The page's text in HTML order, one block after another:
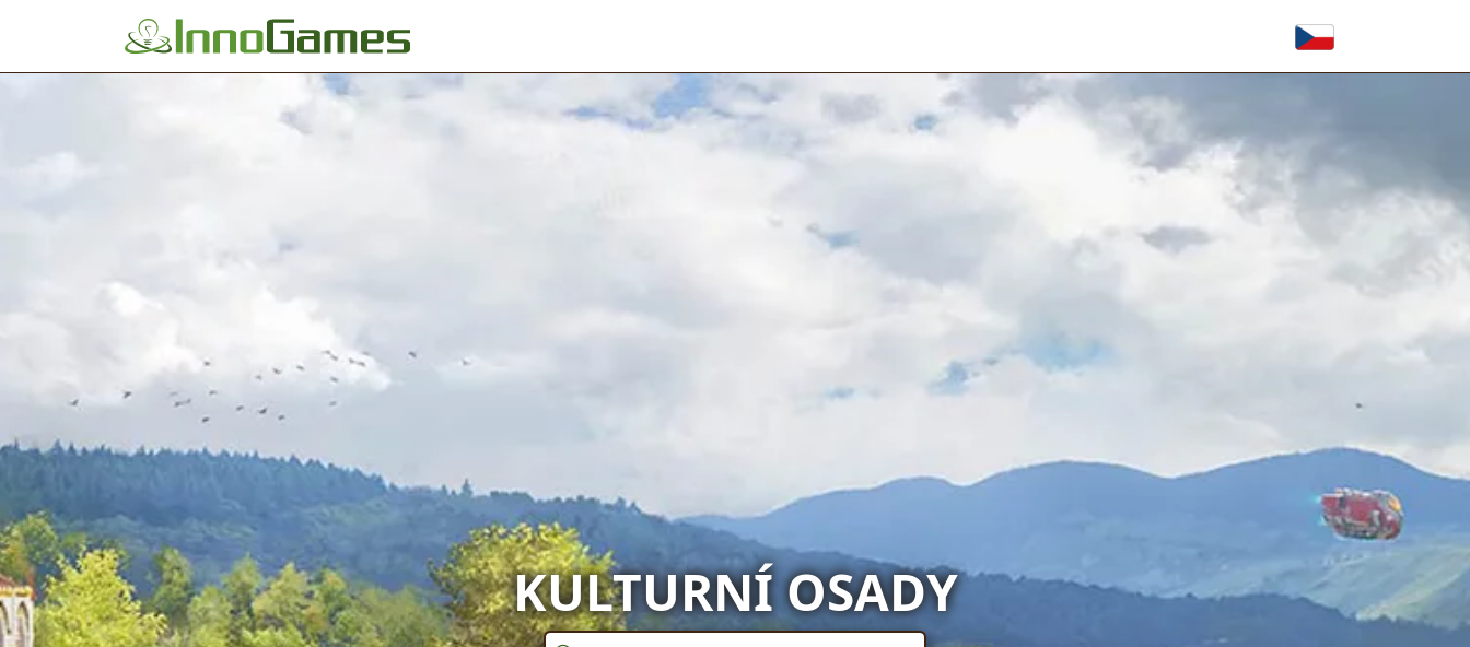
KULTURNÍ OSADY